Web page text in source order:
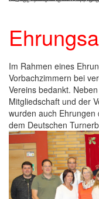
Im Rahmen eines
Vorbachzimmern bei
Vereins bedankt.
Mitgliedschaft und der
wurden auch Ehrungen
dem Deutschen